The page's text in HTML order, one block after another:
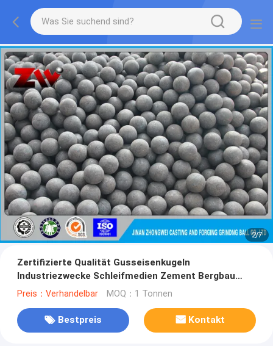
2/7
Zertifizierte Qualität Gusseisenkugeln
Industriezwecke Schleifmedien Zement Bergbau
Niedrige Bruchrate
Preis：Verhandelbar MOQ：1 Tonnen
Bestpreis Kontakt